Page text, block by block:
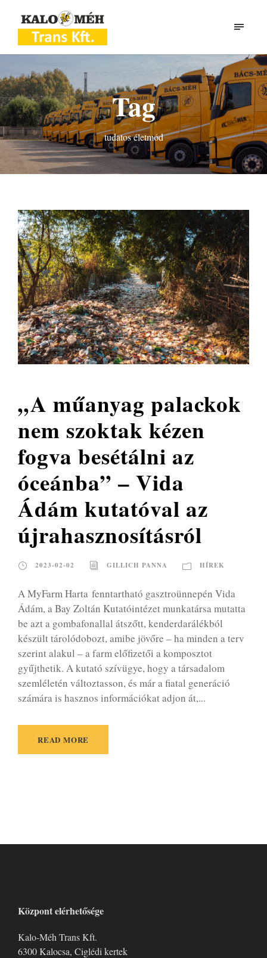
Tag
tudatos életmód
„A műanyag palackok
nem szoktak kézen
fogva besétálni az
óceánba” – Vida
Ádám kutatóval az
újrahasznosításról
2023-02-02 GILLICH PANNA HÍREK
A MyFarm Harta fenntartható gasztroünnepén Vida
Ádám, a Bay Zoltán Kutatóintézet munkatársa mutatta
be azt a gombafonallal átszőtt, kenderdarálékból
készült tárolódobozt, amibe jövőre – ha minden a terv
szerint alakul – a farm előfizetői a komposztot
gyűjthetik. A kutató szívügye, hogy a társadalom
szemléletén változtasson, és már a fiatal generáció
számára is hasznos információkat adjon át,...
READ MORE
Központ elérhetősége
Kalo-Méh Trans Kft.
6300 Kalocsa, Ciglédi kertek